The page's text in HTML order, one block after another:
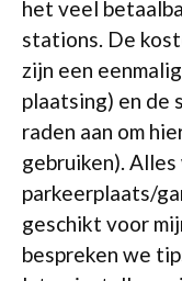
het veel
stations. De
zijn een
plaatsing) en de
raden aan om
gebruiken).
parkeerplaats/
geschikt voor
bespreken we